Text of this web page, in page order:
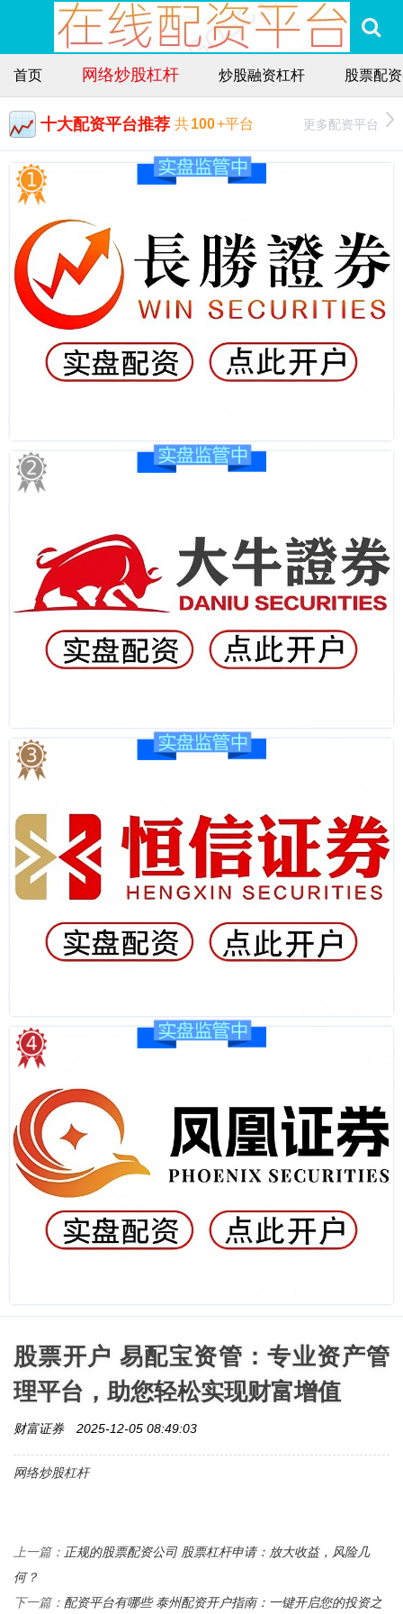
首页 网络炒股杠杆 炒股融资杠杆 股票配
十大配资平台推荐 共100+平台 更多配资平台
股票开户 易配宝资管：专业资产管
理平台，助您轻松实现财富增值
财富证券 2025-12-05 08:49:03
网络炒股杠杆
上一篇： 正规的股票配资公司 股票杠杆申请：放大收益，风险几
何？
下一篇： 配资平台有哪些 泰州配资开户指南：一键开启您的投资之